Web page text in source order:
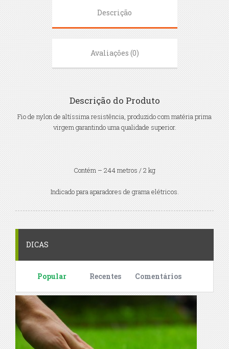
Descrição
Avaliações (0)
Descrição do Produto
Fio de nylon de altíssima resistência, produzido com matéria prima
virgem garantindo uma qualidade superior.
Contém – 244 metros / 2 kg
Indicado para aparadores de grama elétricos.
DICAS
Popular Recentes Comentários